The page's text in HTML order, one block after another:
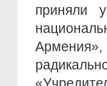
приняли